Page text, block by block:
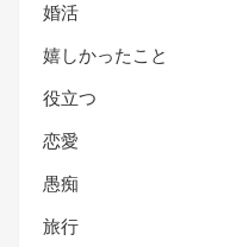
婚活
嬉しかったこと
役立つ
恋愛
愚痴
旅行